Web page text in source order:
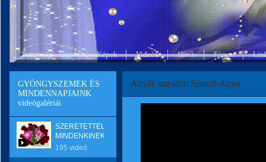
Nyitó Tagok Képek Videók Hírek Fórum
GYÖNGYSZEMEK ÉS
MINDENNAPJAINK
videógalériái
SZERETETTEL
MINDENKINEK
195 videó
Anyák napjára: Szandi-Anya